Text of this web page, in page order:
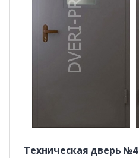
Техническая дверь №4